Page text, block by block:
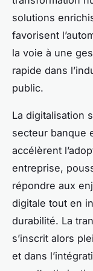
solutions
favorisent
la voie à une
rapide dans
public.
La digitalisation
secteur banque
accélèrent
entreprise,
répondre aux
digitale tout en
durabilité. La
s’inscrit alors
et dans